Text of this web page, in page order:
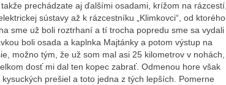
prechádzate aj ďalšími osadami, krížom na rázcestí,
sústavy až k rázcestníku „Klimkovci“, od ktorého
sme už boli roztrhaní a tí trocha popredu sme sa vydali
boli osada a kaplnka Majtánky a potom výstup na
možno tým, že už som mal asi 25 kilometrov v nohách,
dosť mi dal ten kopec zabrať. Odmenou hore však
prešiel a toto jedna z tých lepších. Pomerne